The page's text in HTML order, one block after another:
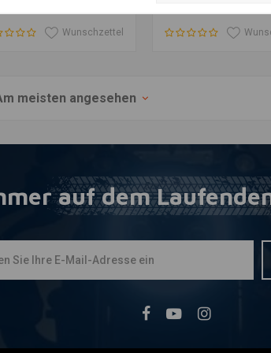
Wunschzettel
meisten angesehen
auf dem